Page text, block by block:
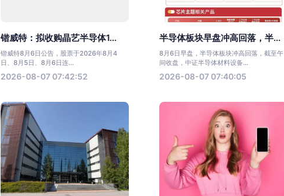
锴威特：拟收购晶艺半导体1...
锴威特8月6日公告，股票于2026年8月4
日、8月5日、8月6日连...
2026-08-07 07:42:52
半导体板块早盘冲高回落，半...
8月6日早盘，半导体板块冲高回落，截至午
间收盘，中证半导体材料设备...
2026-08-07 07:40:05